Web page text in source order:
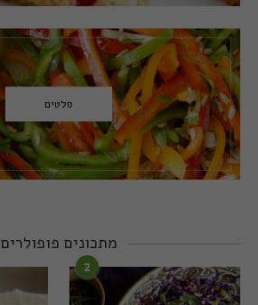
סלטים
מתכונים פופולרים
2